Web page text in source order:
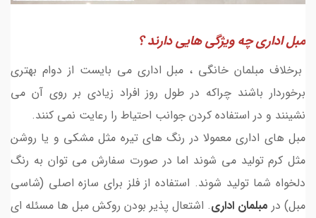
مبل اداری چه ویژگی هایی دارند ؟
برخلاف مبلمان خانگی ، مبل اداری می بایست از دوام بهتری
برخوردار باشند چراکه در طول روز افراد زیادی بر روی آن می
نشینند و در استفاده کردن جوانب احتیاط را رعایت نمی کنند.
مبل های اداری معمولا در رنگ های تیره مثل مشکی و یا روشن
مثل کرم تولید می شوند اما در صورت سفارش می توان به رنگ
دلخواه شما تولید شوند. استفاده از فلز برای سازه اصلی (شاسی
مبل) در مبلمان اداری. اشتعال پذیر بودن روکش مبل ها مسئله ای